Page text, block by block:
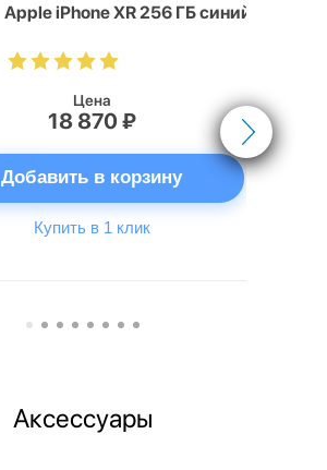
Apple iPhone XR 256 ГБ синий
Цена
18 870 ₽
Добавить в корзину
Купить в 1 клик
Аксессуары